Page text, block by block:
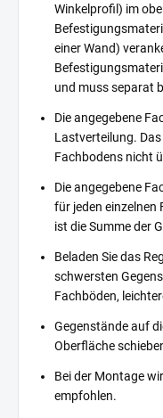
Winkelprofil) im
einer Wand)
und muss separat
Die angegebene
Lastverteilung.
Fachbodens nicht
Die angegebene
für jeden einzelnen
ist die Summe der
Beladen Sie das
schwersten
Fachböden,
Gegenstände auf
Oberfläche
Bei der Montage
empfohlen.